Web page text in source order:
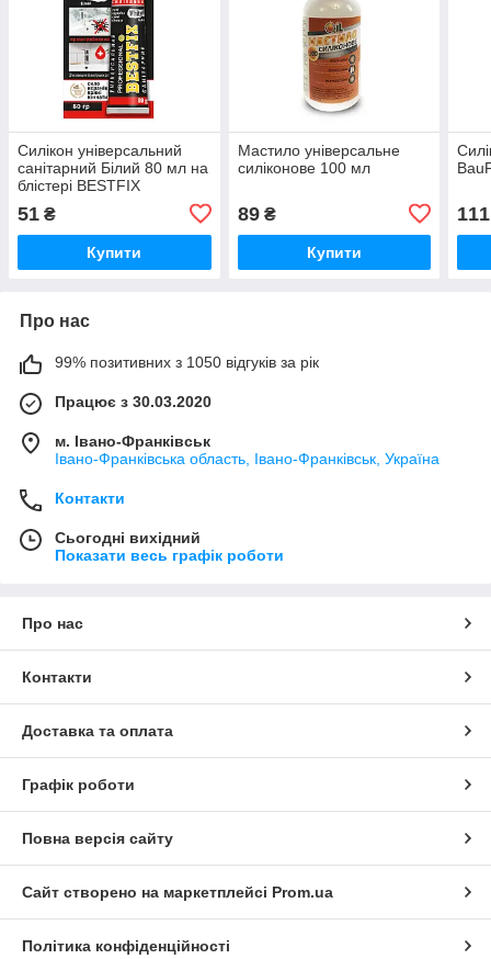
Силікон універсальний
санітарний Білий 80 мл на
блістері BESTFIX
51 ₴
Купити
Мастило універсальне
силіконове 100 мл
89₴
Купити
111
Про нас
99% позитивних з 1050 відгуків за рік
Працює з 30.03.2020
м. Івано-Франківськ
Івано-Франківська область, Івано-Франківськ, Україна
Контакти
Сьогодні вихідний
Показати весь графік роботи
Про нас
Контакти
Доставка та оплата
Графік роботи
Повна версія сайту
Сайт створено на маркетплейсі Prom.ua
Політика конфіденційності